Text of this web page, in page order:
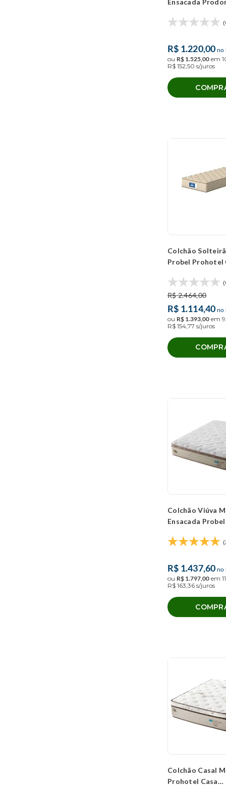
Ensacada
R$ 1.220,00 no
ou R$ 1.525,00 em
R$ 152,50 s/juros
Colchão
Probel
R$2.464,00
R$ 1.114,40 no
ou R$ 1.393 00 em 9
R$ 154 77 s/juros
Colchão Viúva
Ensacada
R$ 1.437,60 no
ou R$ 1.797,00 em 11
R$ 163,36 s/juros
Colchão Casal
Prohotel Casa